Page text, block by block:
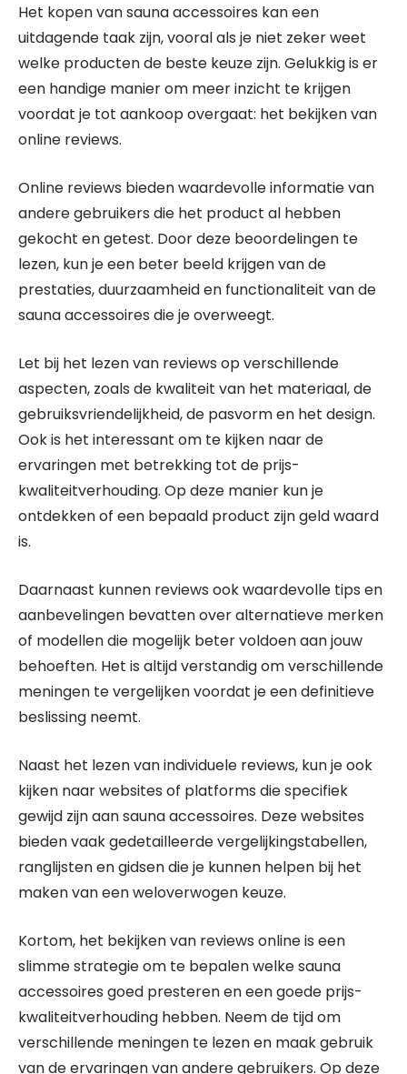
Het kopen van sauna accessoires kan een
uitdagende taak zijn, vooral als je niet zeker weet
welke producten de beste keuze zijn. Gelukkig is er
een handige manier om meer inzicht te krijgen
voordat je tot aankoop overgaat: het bekijken van
online reviews.
Online reviews bieden waardevolle informatie van
andere gebruikers die het product al hebben
gekocht en getest. Door deze beoordelingen te
lezen, kun je een beter beeld krijgen van de
prestaties, duurzaamheid en functionaliteit van de
sauna accessoires die je overweegt.
Let bij het lezen van reviews op verschillende
aspecten, zoals de kwaliteit van het materiaal, de
gebruiksvriendelijkheid, de pasvorm en het design.
Ook is het interessant om te kijken naar de
ervaringen met betrekking tot de prijs-
kwaliteitverhouding. Op deze manier kun je
ontdekken of een bepaald product zijn geld waard
is.
Daarnaast kunnen reviews ook waardevolle tips en
aanbevelingen bevatten over alternatieve merken
of modellen die mogelijk beter voldoen aan jouw
behoeften. Het is altijd verstandig om verschillende
meningen te vergelijken voordat je een definitieve
beslissing neemt.
Naast het lezen van individuele reviews, kun je ook
kijken naar websites of platforms die specifiek
gewijd zijn aan sauna accessoires. Deze websites
bieden vaak gedetailleerde vergelijkingstabellen,
ranglijsten en gidsen die je kunnen helpen bij het
maken van een weloverwogen keuze.
Kortom, het bekijken van reviews online is een
slimme strategie om te bepalen welke sauna
accessoires goed presteren en een goede prijs-
kwaliteitverhouding hebben. Neem de tijd om
verschillende meningen te lezen en maak gebruik
van de ervaringen van andere gebruikers. Op deze